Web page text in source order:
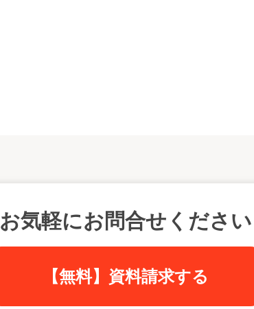
お気軽にお問合せください
【無料】資料請求する